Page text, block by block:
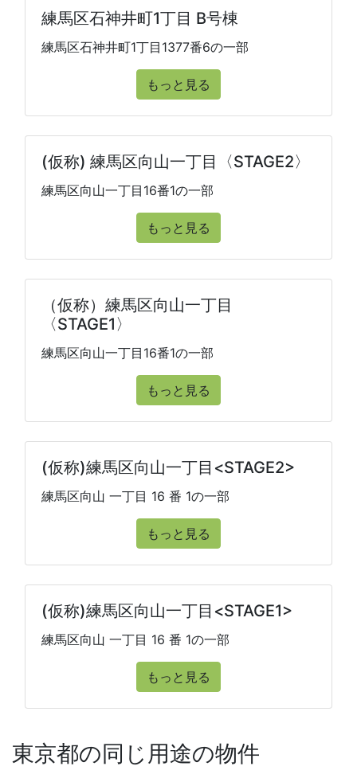
練馬区石神井町1丁目 B号棟
練馬区石神井町1丁目1377番6の一部
もっと見る
(仮称) 練馬区向山一丁目〈STAGE2〉
練馬区向山一丁目16番1の一部
もっと見る
（仮称）練馬区向山一丁目
〈STAGE1〉
練馬区向山一丁目16番1の一部
もっと見る
(仮称)練馬区向山一丁目<STAGE2>
練馬区向山 一丁目 16 番 1の一部
もっと見る
(仮称)練馬区向山一丁目<STAGE1>
練馬区向山 一丁目 16 番 1の一部
もっと見る
東京都の同じ用途の物件